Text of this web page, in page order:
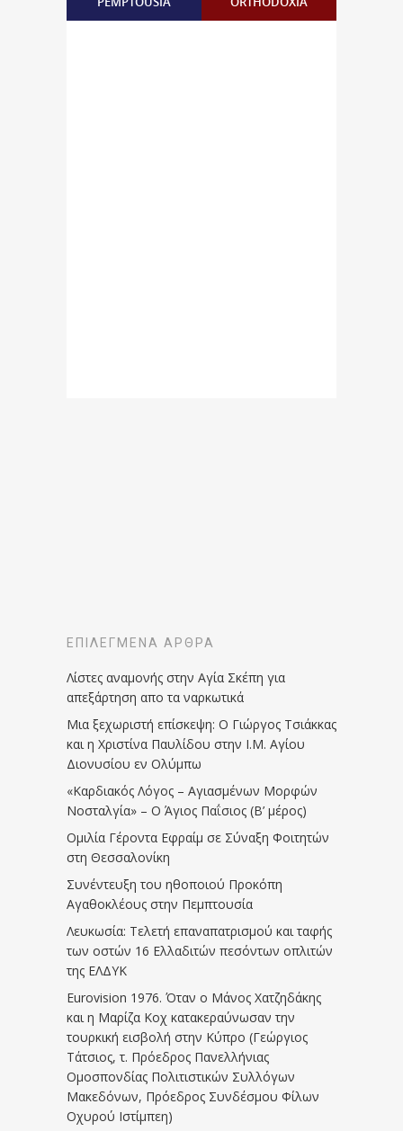
ΕΠΙΛΕΓΜΈΝΑ ΆΡΘΡΑ
Λίστες αναμονής στην Αγία Σκέπη για
απεξάρτηση απο τα ναρκωτικά
Μια ξεχωριστή επίσκεψη: Ο Γιώργος Τσιάκκας
και η Χριστίνα Παυλίδου στην Ι.Μ. Αγίου
Διονυσίου εν Ολύμπω
«Καρδιακός Λόγος – Αγιασμένων Μορφών
Νοσταλγία» – Ο Άγιος Παΐσιος (Β’ μέρος)
Ομιλία Γέροντα Εφραίμ σε Σύναξη Φοιτητών
στη Θεσσαλονίκη
Συνέντευξη του ηθοποιού Προκόπη
Αγαθοκλέους στην Πεμπτουσία
Λευκωσία: Τελετή επαναπατρισμού και ταφής
των οστών 16 Ελλαδιτών πεσόντων οπλιτών
της ΕΛΔΥΚ
Eurovision 1976. Όταν ο Μάνος Χατζηδάκης
και η Μαρίζα Κοχ κατακεραύνωσαν την
τουρκική εισβολή στην Κύπρο (Γεώργιος
Τάτσιος, τ. Πρόεδρος Πανελλήνιας
Ομοσπονδίας Πολιτιστικών Συλλόγων
Μακεδόνων, Πρόεδρος Συνδέσμου Φίλων
Οχυρού Ιστίμπεη)